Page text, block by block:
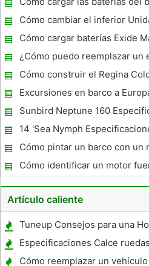
remolcar
Cómo cambiar el inferior
engranaje de petróleo en un
Cómo cargar baterías Exide
¿Cómo puedo reemplazar un
popa del barco?
Cómo construir el Regina
moldeado
Excursiones en barco a
EE.UU.
Sunbird Neptune 160
14 'Sea Nymph
Cómo pintar un barco con un
Cómo identificar un motor
Artículo caliente
Tuneup Consejos para una
Especificaciones Calce ruedas
Cómo reemplazar un